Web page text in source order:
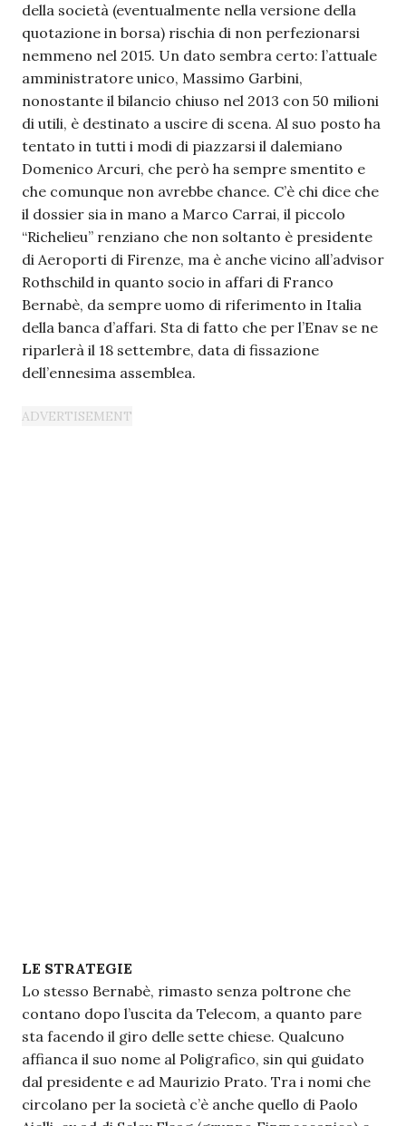
della società (eventualmente nella versione della
quotazione in borsa) rischia di non perfezionarsi
nemmeno nel 2015. Un dato sembra certo: l’attuale
amministratore unico, Massimo Garbini,
nonostante il bilancio chiuso nel 2013 con 50 milioni
di utili, è destinato a uscire di scena. Al suo posto ha
tentato in tutti i modi di piazzarsi il dalemiano
Domenico Arcuri, che però ha sempre smentito e
che comunque non avrebbe chance. C’è chi dice che
il dossier sia in mano a Marco Carrai, il piccolo
“Richelieu” renziano che non soltanto è presidente
di Aeroporti di Firenze, ma è anche vicino all’advisor
Rothschild in quanto socio in affari di Franco
Bernabè, da sempre uomo di riferimento in Italia
della banca d’affari. Sta di fatto che per l’Enav se ne
riparlerà il 18 settembre, data di fissazione
dell’ennesima assemblea.
LE STRATEGIE
Lo stesso Bernabè, rimasto senza poltrone che
contano dopo l’uscita da Telecom, a quanto pare
sta facendo il giro delle sette chiese. Qualcuno
affianca il suo nome al Poligrafico, sin qui guidato
dal presidente e ad Maurizio Prato. Tra i nomi che
circolano per la società c’è anche quello di Paolo